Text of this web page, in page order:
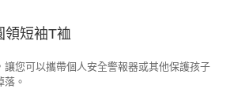
領短袖T裇
讓您可以攜帶個人安全警報器或其他保護孩子
落。